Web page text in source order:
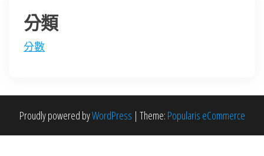
分類
分數
Proudly powered byWordPress | Theme: Popularis eCommerce